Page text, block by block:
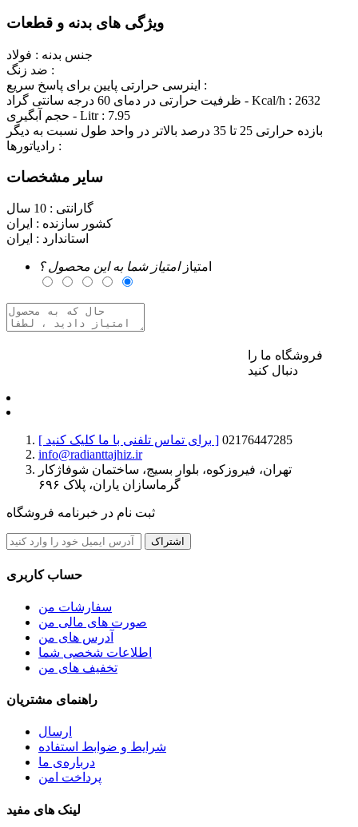
ویژگی های بدنه و قطعات
جنس بدنه : فولاد
ضد زنگ :
اینرسی حرارتی پایین برای پاسخ سریع :
ظرفیت حرارتی در دمای 60 درجه سانتی گراد - Kcal/h : 2632
حجم آبگیری - Litr : 7.95
بازده حرارتی 25 تا 35 درصد بالاتر در واحد طول نسبت به ديگر
رادياتورها :
سایر مشخصات
گارانتی : 10 سال
کشور سازنده : ایران
استاندارد : ایران
امتیازامتیاز شما به این محصول ؟
فروشگاه ما را
دنبال کنید
[ برای تماس تلفنی با ما کلیک کنید ] 02176447285
info@radianttajhiz.ir
تهران، فیروزکوه، بلوار بسیج، ساختمان شوفاژکار
گرماسازان یاران، پلاک ۶۹۶
ثبت نام در خبرنامه فروشگاه
اشتراک
حساب کاربری
سفارشات من
صورت های مالی من
آدرس های من
اطلاعات شخصی شما
تخفیف های من
راهنمای مشتریان
ارسال
شرایط و ضوابط استفاده
درباره‌ی ما
پرداخت امن
لینک های مفید